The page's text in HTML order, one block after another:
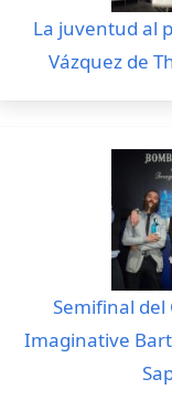
La juventud al
Vázquez de
Semifinal del
Imaginative